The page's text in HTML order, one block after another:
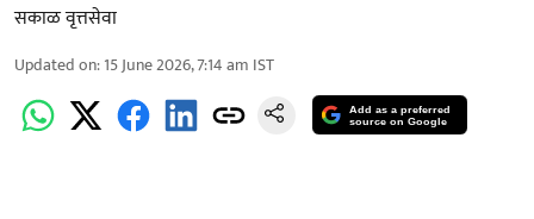
सकाळ वृत्तसेवा
Updated on:15 June 2026, 7:14 am IST
Add as a preferred
source on Google